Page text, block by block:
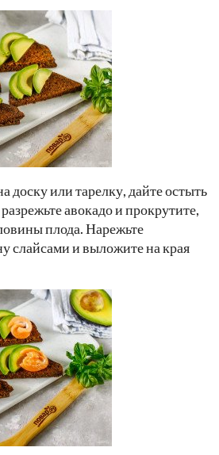
доску или тарелку, дайте остыть
авокадо и прокрутите,
плода. Нарежьте
слайсами и выложите на края